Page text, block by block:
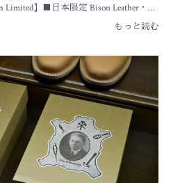
・フックのパーツ類はブラスとなり
先は芯無しのソフト・トゥ。着用と
でいく、クラシカルな変化が楽しめ
上面はナチュラルカラーが採用され
レストゥキャップが装着されており
際に有無の選択が可能です。スタンダ
ークやミリタリートラウザースと合
。エンジニア・レースアップ共に、
の刻印が入ります。ミッドソール上
Black ソールなど...新たな試みも採
アルな楽しみ方は勿論、フォーマル
Leather。そこに優れた防水性も加
異なる経年変化も味わうことが出来
日）15:00 までとなります。納期は
Limited】■日本限定 Bison Leather・レ
抜）この度、ウエスコに新しいレザー
りました。こちらは日本限定のレザ
能です。（ライニングやガセットな
カの歴史に深い関わりを持ち野性味
他レザーとは異なる雰囲気がお楽し
がありながら履き馴染みも良く、耐
す。受注期間は２０２０年５月末ま
を予定しております。もちろんシャ
にも対応しております。レザーの表
かっこよさそうです。受注期間の決
討下さいませ。皆さまのオーダーお
営業時間のご案内です。誠に勝手な
分までの営業】とさせて頂きます。 お
もっと読む